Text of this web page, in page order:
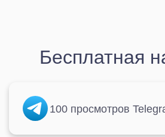
Бесплатная
100 просмотров